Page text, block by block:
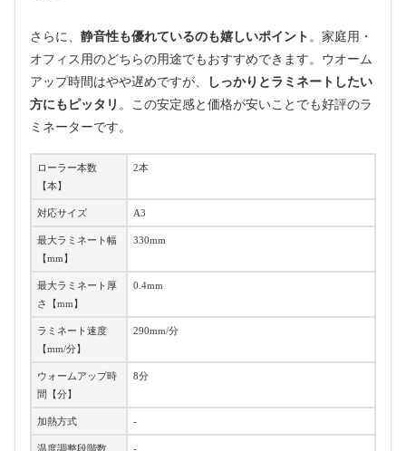
さらに、 静音性も優れているのも嬉しいポイント 。家庭用・
オフィス用のどちらの用途でもおすすめできます。ウオーム
アップ時間はやや遅めですが、
しっかりとラミネートしたい
方にもピッタリ 。この安定感と価格が安いことでも好評のラ
ミネーターです。
ローラー本数
【本】
2本
対応サイズ A3
最大ラミネート幅
【mm】
330mm
最大ラミネート厚
さ【mm】
0.4mm
ラミネート速度
【mm/分】
290mm/分
ウォームアップ時
間【分】
8分
加熱方式 -
温度調整段階数 -